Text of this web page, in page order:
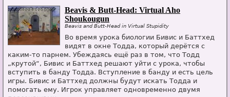
Beavis & Butt-Head: Virtual Aho
Shoukougun
Beavis and Butt-Head in Virtual Stupidity
Во время урока биологии Бивис и Баттхед
видят в окне Тодда, который дерётся с
каким-то парнем. Убеждаясь ещё раз в том, что Тодд
„крутой“, Бивис и Баттхед решают уйти с урока, чтобы
вступить в банду Тодда. Вступление в банду и есть цель
игры. Бивис и Баттхед должны будут искать Тодда и
помогать ему. Игрок управляет одновременно двумя